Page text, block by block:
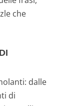
che
dalle
di